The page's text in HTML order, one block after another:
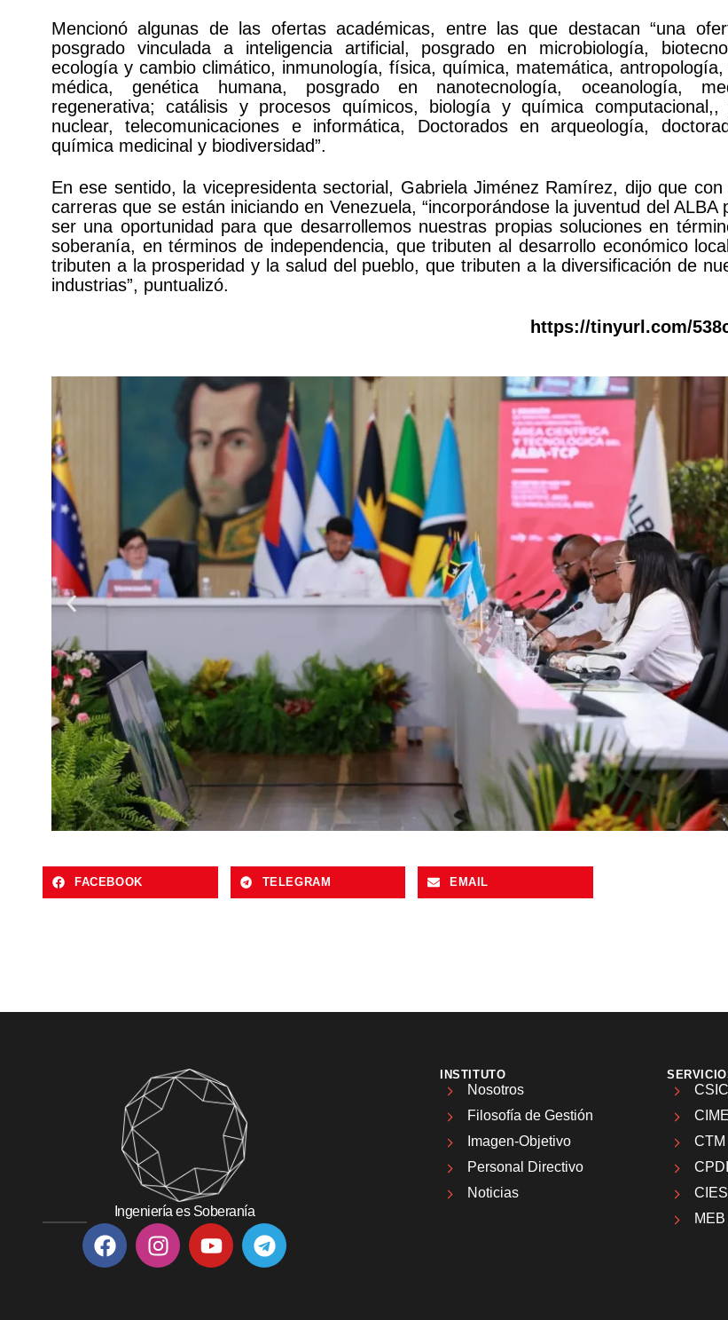
Mencionó algunas de las ofertas académicas, entre las que destacan “una
posgrado vinculada a inteligencia artificial, posgrado en microbiología,
ecología y cambio climático, inmunología, física, química, matemática,
médica, genética humana, posgrado en nanotecnología, oceanología,
regenerativa; catálisis y procesos químicos, biología y química computacional,,
nuclear, telecomunicaciones e informática, Doctorados en arqueología,
química medicinal y biodiversidad”.
En ese sentido, la vicepresidenta sectorial, Gabriela Jiménez Ramírez, dijo que con
carreras que se están iniciando en Venezuela, “incorporándose la juventud del ALBA
ser una oportunidad para que desarrollemos nuestras propias soluciones en
soberanía, en términos de independencia, que tributen al desarrollo económico
tributen a la prosperidad y la salud del pueblo, que tributen a la diversificación de
industrias”, puntualizó.
https://tinyurl.com/
FACEBOOK TELEGRAM EMAIL
Ingeniería es Soberanía
INSTITUTO
Nosotros
Filosofía de Gestión
Imagen-Objetivo
Personal Directivo
Noticias
CTM
CIES
MEB